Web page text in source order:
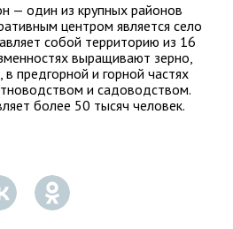
— один из крупных районов
центром является село
собой территорию из 16
выращивают зерно,
предгорной и горной частях
и садоводством.
более 50 тысяч человек.